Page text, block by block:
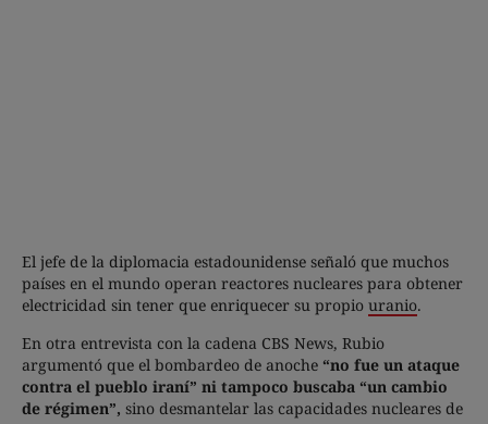
El jefe de la diplomacia estadounidense señaló que muchos
países en el mundo operan reactores nucleares para obtener
electricidad sin tener que enriquecer su propio uranio.
En otra entrevista con la cadena CBS News, Rubio
argumentó que el bombardeo de anoche “no fue un ataque
contra el pueblo iraní” ni tampoco buscaba “un cambio
de régimen”, sino desmantelar las capacidades nucleares de